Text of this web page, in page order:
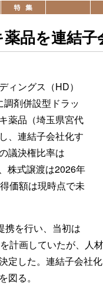
品を連結子
ィングス（HD）
剤併設型ドラッ
薬品（埼玉県宮代
、連結子会社化す
議決権比率は
株式譲渡は2026年
価額は現時点で未
携を行い、当初は
計画していたが、人
定した。連結子会社
図る。